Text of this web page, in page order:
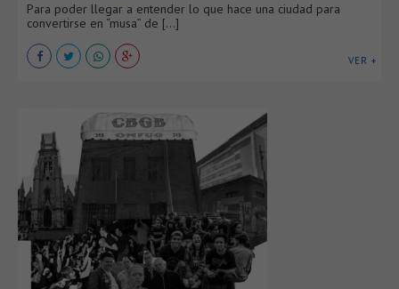
Para poder llegar a entender lo que hace una ciudad para
convertirse en “musa” de [...]
VER +